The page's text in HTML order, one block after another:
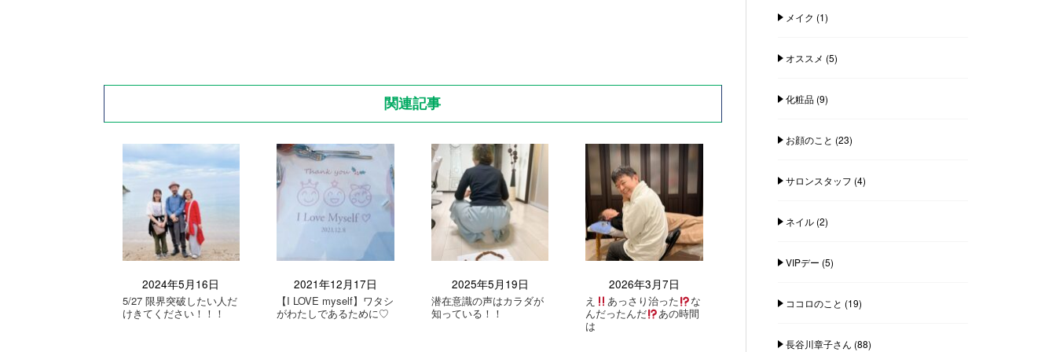
関連記事
2024年5月16日
5/27 限界突破したい人だ
けきてください！！！
2021年12月17日
【I LOVE myself】ワタシ
がわたしであるために♡
2025年5月19日
潜在意識の声はカラダが
知っている！！
2026年3月7日
え あっさり治った
な
んだったんだ
あの時間
は
メイク (1)
オススメ (5)
化粧品(9)
お顔のこと (23)
サロンスタッフ (4)
ネイル(2)
VIPデー (5)
ココロのこと (19)
長谷川章子さん (88)